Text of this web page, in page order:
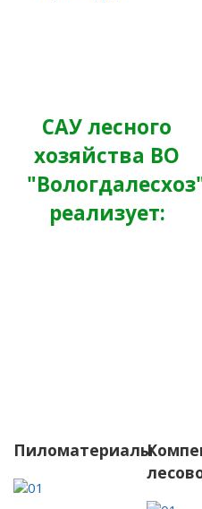
САУ лесного
хозяйства ВО
реализует:
Пиломатериалы